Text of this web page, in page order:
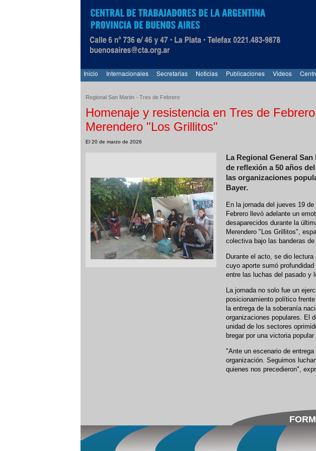
Inicio Internacionales Secretarias Noticias Publicaciones Videos
Regional San Martin - Tres de Febrero
Homenaje y resistencia en Tres de
Merendero "Los Grillitos"
El 20 de marzo de 2026
La Regional General
de reflexión a 50 años
las organizaciones
Bayer.
En la jornada del jueves 19
Febrero llevó adelante un
desaparecidos durante la
Merendero "Los Grillitos",
colectiva bajo las banderas
Durante el acto, se dio
cuyo aporte sumó
entre las luchas del pasado y
La jornada no solo fue un
posicionamiento político
la entrega de la soberanía
organizaciones populares. El
unidad de los sectores
bregar por una victoria
"Ante un escenario de
organización. Seguimos
quienes nos precedieron",